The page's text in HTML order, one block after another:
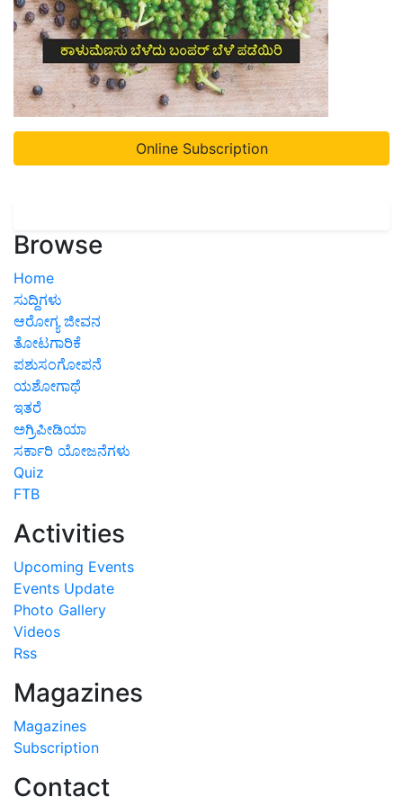
Online Subscription
Browse
Home
ಸುದ್ದಿಗಳು
ಆರೋಗ್ಯ ಜೀವನ
ತೋಟಗಾರಿಕೆ
ಪಶುಸಂಗೋಪನೆ
ಯಶೋಗಾಥೆ
ಇತರೆ
ಅಗ್ರಿಪೀಡಿಯಾ
ಸರ್ಕಾರಿ ಯೋಜನೆಗಳು
Quiz
FTB
Activities
Upcoming Events
Events Update
Photo Gallery
Videos
Rss
Magazines
Magazines
Subscription
Contact